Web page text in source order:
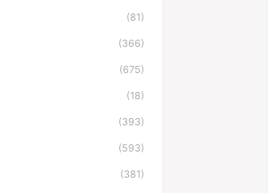
(81)
(366)
(675)
(18)
(393)
(593)
(381)